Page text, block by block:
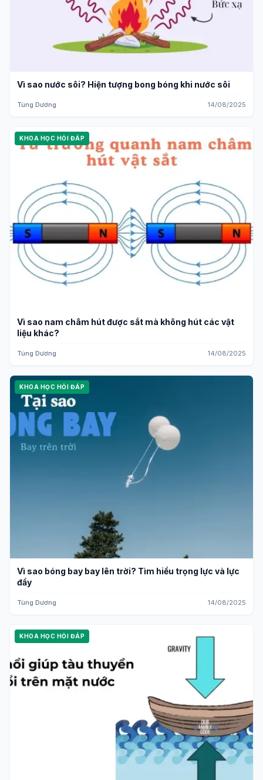
Vì sao nước sôi? Hiện tượng bong bóng khi nước sôi
Tùng Dương 14/08/2025
KHOA HỌC HỎI ĐÁP
Vì sao nam châm hút được sắt mà không hút các vật
liệu khác?
Tùng Dương 14/08/2025
KHOA HỌC HỎI ĐÁP
Vì sao bóng bay bay lên trời? Tìm hiểu trọng lực và lực
đẩy
Tùng Dương 14/08/2025
KHOA HỌC HỎI ĐÁP